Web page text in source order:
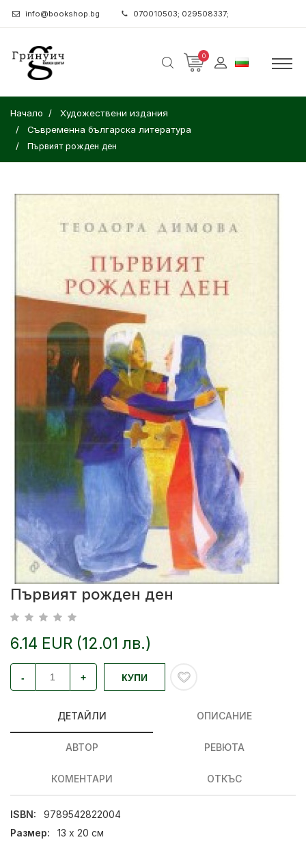
info@bookshop.bg 070010503; 029508337;
0
Начало
Художествени издания
Съвременна българска литература
Първият рожден ден
Първият рожден ден
6.14 EUR (12.01 лв.)
- + КУПИ
ДЕТАЙЛИ ОПИСАНИЕ
АВТОР РЕВЮТА
КОМЕНТАРИ ОТКЪС
ISBN:
9789542822004
Размер:
13 х 20 см